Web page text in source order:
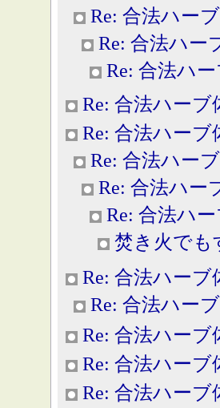
Re: 合法ハー
Re: 合法ハー
Re: 合法ハ
Re: 合法ハーブ
Re: 合法ハーブ
Re: 合法ハー
Re: 合法ハー
Re: 合法ハ
焚き火でも
Re: 合法ハーブ
Re: 合法ハー
Re: 合法ハーブ
Re: 合法ハーブ
Re: 合法ハーブ